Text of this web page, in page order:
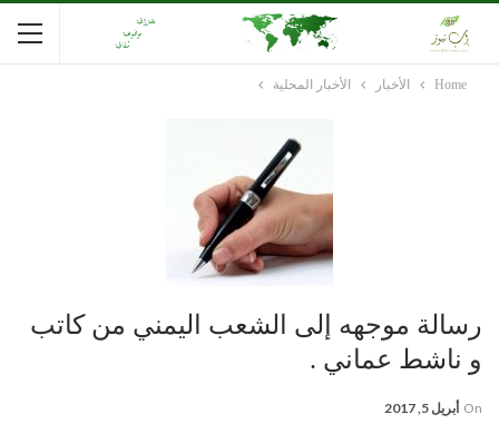
Home الأخبار الأخبار المحلية
رسالة موجهه إلى الشعب اليمني من كاتب
و ناشط عماني .
On أبريل 5, 2017